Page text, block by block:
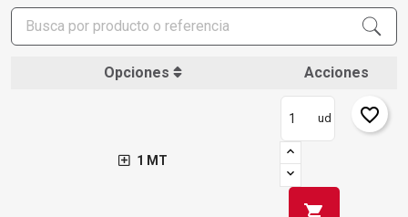
Opciones Acciones
1 MT
ud
shopping_cart
favorite_border